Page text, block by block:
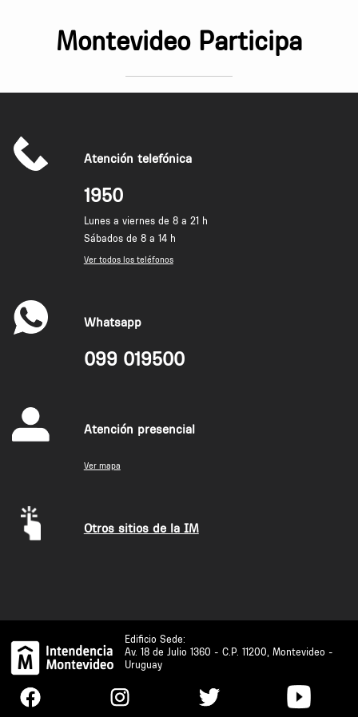
Montevideo Participa
Atención telefónica
1950
Lunes a viernes de 8 a 21 h
Sábados de 8 a 14 h
Ver todos los teléfonos
Whatsapp
099 019500
Atención presencial
Ver mapa
Otros sitios de la IM
Edificio Sede:
Av. 18 de Julio 1360 - C.P. 11200, Montevideo -
Uruguay